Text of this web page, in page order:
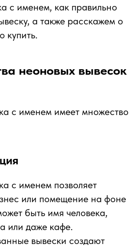
с именем, как правильно
а также расскажем о
купить.
неоновых вывесок
с именем имеет множество
с именем позволяет
или помещение на фоне
быть имя человека,
или даже кафе.
вывески создают